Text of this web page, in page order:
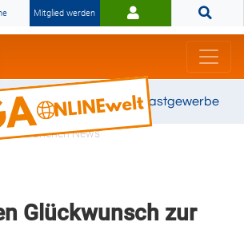
Mitglied werden
stark für das Gastgewerbe
Branchen News
Glückwunsch zur